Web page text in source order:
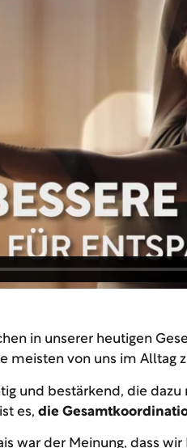
in unserer heutigen
meisten von uns im Alltag
und bestärkend, die
es, die
war der Meinung, dass